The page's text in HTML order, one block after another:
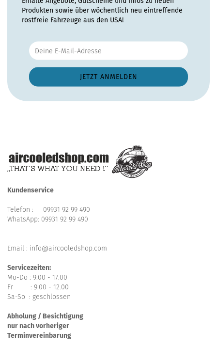
Produkten sowie über wöchentlich neu eintreffende
rostfreie Fahrzeuge aus den USA!
Kundenservice
Telefon : 09931 92 99 490
WhatsApp: 09931 92 99 490
Email : info@aircooledshop.com
Servicezeiten:
Mo-Do : 9.00 - 17.00
Fr : 9.00 - 12.00
Sa-So : geschlossen
Abholung / Besichtigung
nur nach vorheriger
Terminvereinbarung